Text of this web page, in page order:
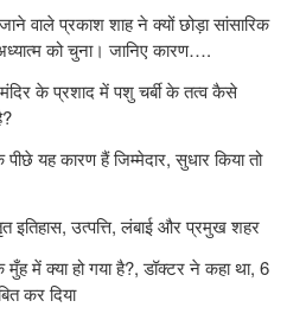
वाले प्रकाश शाह ने क्यों छोड़ा सांसारिक
को चुना। जानिए कारण….
मंदिर के प्रशाद में पशु चर्बी के तत्‍व कैसे
यह कारण हैं जिम्‍मेदार, सुधार किया तो
इतिहास, उत्पत्ति, लंबाई और प्रमुख शहर
मुँह में क्या हो गया है?, डॉक्टर ने कहा था, 6
कर दिया